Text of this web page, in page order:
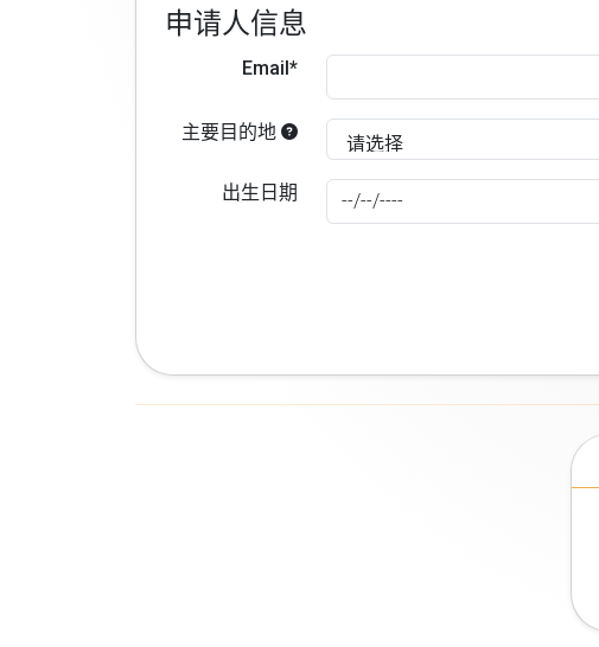
申请人信息
Email*
主要目的地
出生日期